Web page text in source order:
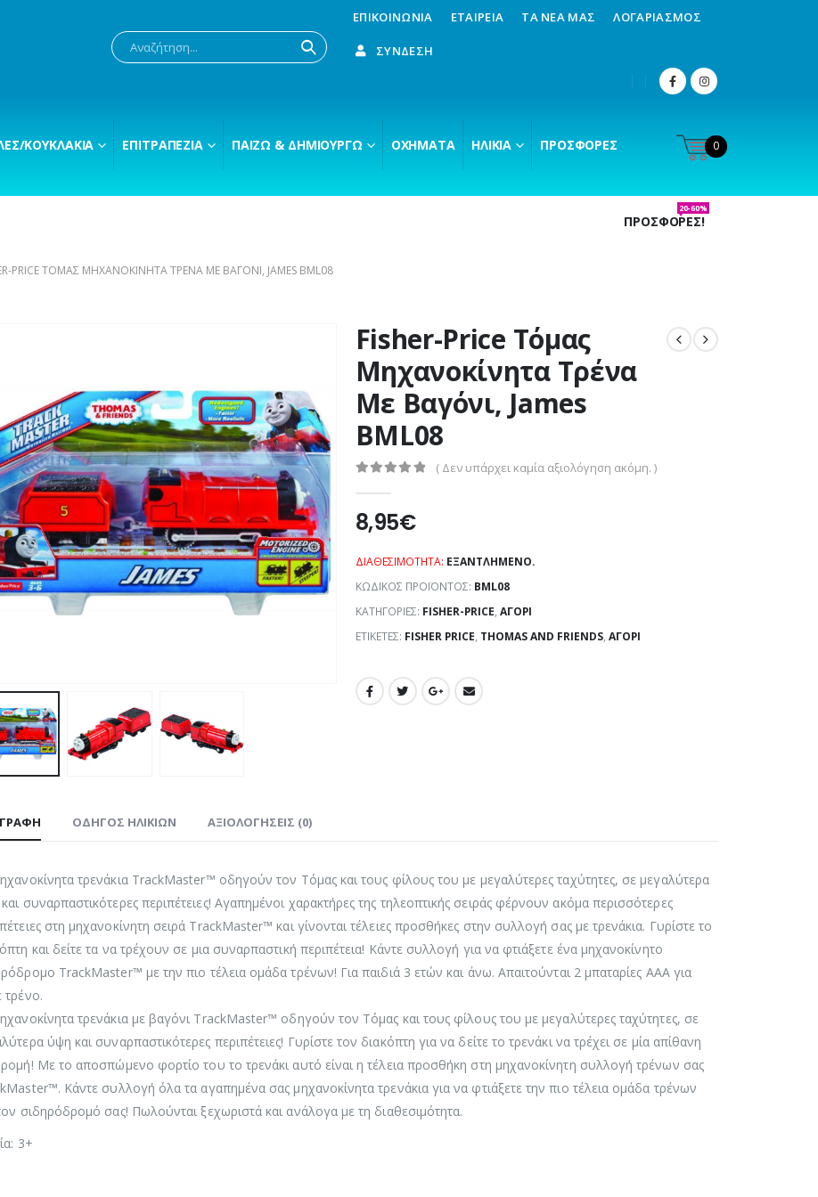
ΕΠΙΚΟΙΝΩΝΊΑ ΕΤΑΙΡΕΊΑ ΤΑ ΝΈΑ ΜΑΣ ΛΟΓΑΡΙΑΣΜΌΣ
ΣΎΝΔΕΣΗ
ΚΟΥΚΛΆΚΙΑ ΕΠΙΤΡΑΠΈΖΙΑ ΠΑΊΖΩ & ΔΗΜΙΟΥΡΓΏ ΟΧΉΜΑΤΑ ΗΛΙΚΊΑ ΠΡΟΣΦΟΡΈΣ 0
ΠΡΟΣΦΟΡΕΣ!
20-60%
PRICE ΤΌΜΑΣ ΜΗΧΑΝΟΚΊΝΗΤΑ ΤΡΈΝΑ ΜΕ ΒΑΓΌΝΙ, JAMES BML08
Fisher-Price Τόμας
Μηχανοκίνητα Τρένα
Με Βαγόνι, James
BML08
( Δεν υπάρχει καμία αξιολόγηση ακόμη. )
8,95€
ΔΙΑΘΕΣΙΜΌΤΗΤΑ: ΕΞΑΝΤΛΗΜΈΝΟ.
ΚΩΔΙΚΌΣ ΠΡΟΪΌΝΤΟΣ: BML08
ΚΑΤΗΓΟΡΊΕΣ: FISHER-PRICE, ΑΓΌΡΙ
ΕΤΙΚΈΤΕΣ: FISHER PRICE, THOMAS AND FRIENDS, ΑΓΌΡΙ
ΟΔΗΓΌΣ ΗΛΙΚΙΏΝ ΑΞΙΟΛΟΓΉΣΕΙΣ (0)
τρενάκια TrackMaster™ οδηγούν τον Τόμας και τους φίλους του με μεγαλύτερες ταχύτητες, σε μεγαλύτερα
συναρπαστικότερες περιπέτειες! Αγαπημένοι χαρακτήρες της τηλεοπτικής σειράς φέρνουν ακόμα περισσότερες
στη μηχανοκίνητη σειρά TrackMaster™ και γίνονται τέλειες προσθήκες στην συλλογή σας με τρενάκια. Γυρίστε το
και δείτε τα να τρέχουν σε μια συναρπαστική περιπέτεια! Κάντε συλλογή για να φτιάξετε ένα μηχανοκίνητο
TrackMaster™ με την πιο τέλεια ομάδα τρένων! Για παιδιά 3 ετών και άνω. Απαιτούνται 2 μπαταρίες ΑΑΑ για
τρένο.
τρενάκια με βαγόνι TrackMaster™ οδηγούν τον Τόμας και τους φίλους του με μεγαλύτερες ταχύτητες, σε
ύψη και συναρπαστικότερες περιπέτειες! Γυρίστε τον διακόπτη για να δείτε το τρενάκι να τρέχει σε μία απίθανη
Με το αποσπώμενο φορτίο του το τρενάκι αυτό είναι η τέλεια προσθήκη στη μηχανοκίνητη συλλογή τρένων σας
Κάντε συλλογή όλα τα αγαπημένα σας μηχανοκίνητα τρενάκια για να φτιάξετε την πιο τέλεια ομάδα τρένων
σιδηρόδρομό σας! Πωλούνται ξεχωριστά και ανάλογα με τη διαθεσιμότητα.
3+